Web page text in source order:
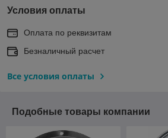
Условия оплаты
Оплата по реквизитам
Безналичный расчет
Все условия оплаты
Подобные товары компании